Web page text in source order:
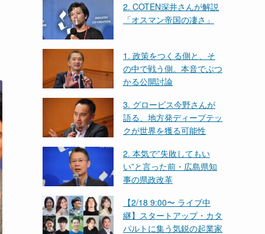
2. COTEN深井さんが解説
「オスマン帝国の凄さ」
1. 政策をつくる側と、そ
の中で戦う側。本音でぶつ
かる公開討論
3. グロービス今野さんが
語る、地方発ディープテッ
クが世界を獲る可能性
2. 本気で”失敗してもい
い”と言った前・広島県知
事の県政改革
【2/18 9:00〜 ライブ中
継】スタートアップ・カタ
パルトに集う気鋭の起業家